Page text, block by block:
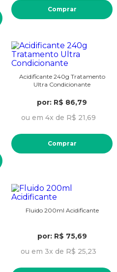
Comprar
Acidificante 240g Tratamento
Ultra Condicionante
por: R$ 86,79
ou em 4x de R$ 21,69
Comprar
Fluido 200ml Acidificante
por: R$ 75,69
ou em 3x de R$ 25,23